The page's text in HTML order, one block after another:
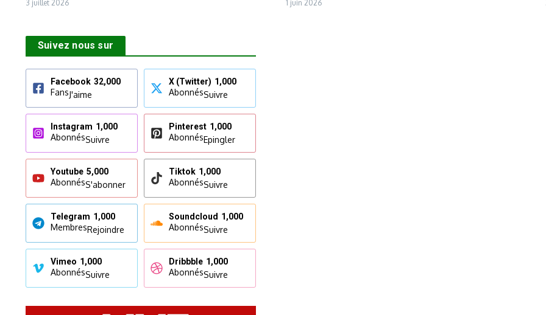
3 juillet 2026 1 juin 2026
Suivez nous sur
Facebook 32,000
FansJ'aime
X (Twitter) 1,000
AbonnésSuivre
Instagram 1,000
AbonnésSuivre
Pinterest 1,000
AbonnésEpingler
Youtube 5,000
AbonnésS'abonner
Tiktok 1,000
AbonnésSuivre
Telegram 1,000
MembresRejoindre
Soundcloud 1,000
AbonnésSuivre
Vimeo 1,000
AbonnésSuivre
Dribbble 1,000
AbonnésSuivre